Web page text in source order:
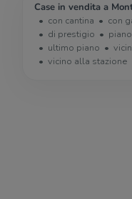
Case in vendita a
con cantina
con
di prestigio
ultimo piano
vicino alla stazione